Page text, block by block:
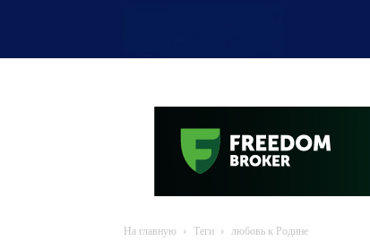
На главную Теги любовь к Родине